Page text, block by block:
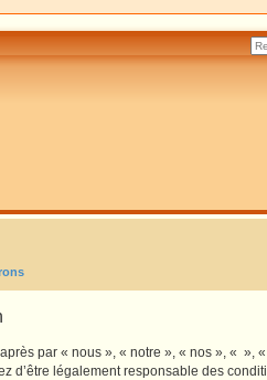
par « nous », « notre », « nos », « »,
d’être légalement responsable des